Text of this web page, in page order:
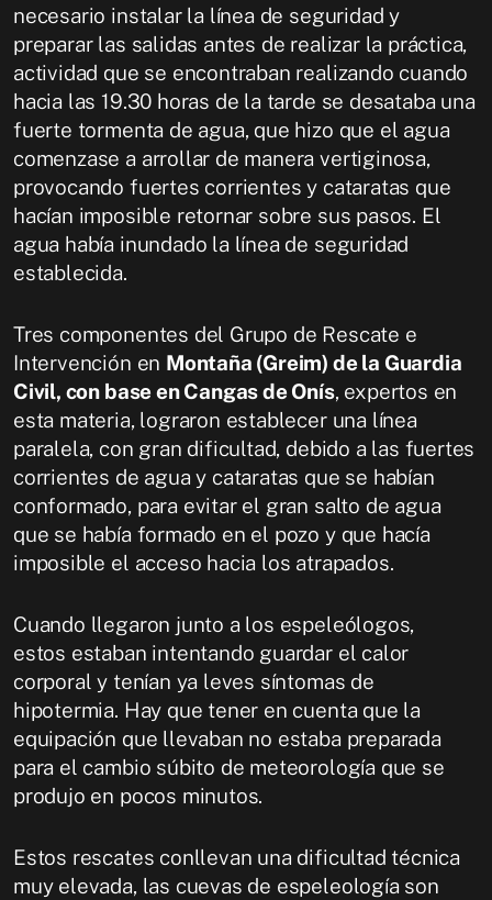
necesario instalar la línea de seguridad y
preparar las salidas antes de realizar la práctica,
actividad que se encontraban realizando cuando
hacia las 19.30 horas de la tarde se desataba una
fuerte tormenta de agua, que hizo que el agua
comenzase a arrollar de manera vertiginosa,
provocando fuertes corrientes y cataratas que
hacían imposible retornar sobre sus pasos. El
agua había inundado la línea de seguridad
establecida.
Tres componentes del Grupo de Rescate e
Intervención en Montaña (Greim) de la Guardia
Civil, con base en Cangas de Onís, expertos en
esta materia, lograron establecer una línea
paralela, con gran dificultad, debido a las fuertes
corrientes de agua y cataratas que se habían
conformado, para evitar el gran salto de agua
que se había formado en el pozo y que hacía
imposible el acceso hacia los atrapados.
Cuando llegaron junto a los espeleólogos,
estos estaban intentando guardar el calor
corporal y tenían ya leves síntomas de
hipotermia. Hay que tener en cuenta que la
equipación que llevaban no estaba preparada
para el cambio súbito de meteorología que se
produjo en pocos minutos.
Estos rescates conllevan una dificultad técnica
muy elevada, las cuevas de espeleología son